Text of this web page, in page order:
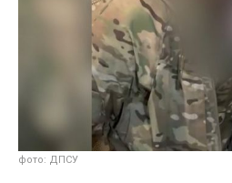
фото: ДПСУ